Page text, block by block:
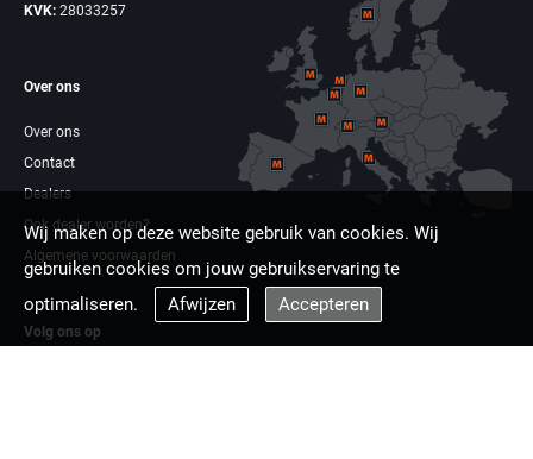
KVK: 28033257
Over ons
Over ons
Contact
Dealers
Ook dealer worden?
Algemene voorwaarden
Volg ons op
Wij maken op deze website gebruik van cookies. Wij
gebruiken cookies om jouw gebruikservaring te
optimaliseren.
Afwijzen Accepteren